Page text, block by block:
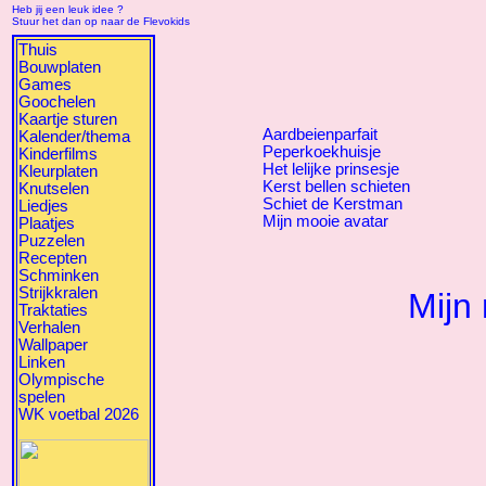
Heb jij een leuk idee ?
Stuur het dan op naar de Flevokids
Thuis
Bouwplaten
Games
Goochelen
Kaartje sturen
Kalender/thema
Kinderfilms
Kleurplaten
Knutselen
Liedjes
Plaatjes
Puzzelen
Recepten
Schminken
Strijkkralen
Traktaties
Verhalen
Wallpaper
Linken
Olympische
spelen
WK voetbal 2026
Aardbeienparfait
Peperkoekhuisje
Het lelijke prinsesje
Kerst bellen schieten
Schiet de Kerstman
Mijn mooie avatar
Mijn